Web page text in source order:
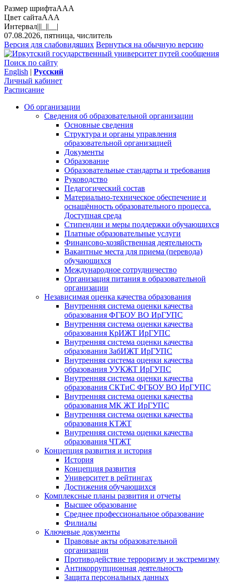
Размер шрифтаAAA
Цвет сайтаAAA
Интервал|||_||__|
07.08.2026, пятница, числитель
Версия для слабовидящих Вернуться на обычную версию
Поиск по сайту
English | Русский
Личный кабинет
Расписание
Об организации
Сведения об образовательной организации
Основные сведения
Структура и органы управления
образовательной организацией
Документы
Образование
Образовательные стандарты и требования
Руководство
Педагогический состав
Материально-техническое обеспечение и
оснащённость образовательного процесса.
Доступная среда
Стипендии и меры поддержки обучающихся
Платные образовательные услуги
Финансово-хозяйственная деятельность
Вакантные места для приема (перевода)
обучающихся
Международное сотрудничество
Организация питания в образовательной
организации
Независимая оценка качества образования
Внутренняя система оценки качества
образования ФГБОУ ВО ИрГУПС
Внутренняя система оценки качества
образования КрИЖТ ИрГУПС
Внутренняя система оценки качества
образования ЗабИЖТ ИрГУПС
Внутренняя система оценки качества
образования УУКЖТ ИрГУПС
Внутренняя система оценки качества
образования СКТиС ФГБОУ ВО ИрГУПС
Внутренняя система оценки качества
образования МК ЖТ ИрГУПС
Внутренняя система оценки качества
образования КТЖТ
Внутренняя система оценки качества
образования ЧТЖТ
Концепция развития и история
История
Концепция развития
Университет в рейтингах
Достижения обучающихся
Комплексные планы развития и отчеты
Высшее образование
Среднее профессиональное образование
Филиалы
Ключевые документы
Правовые акты образовательной
организации
Противодействие терроризму и экстремизму
Антикоррупционная деятельность
Защита персональных данных